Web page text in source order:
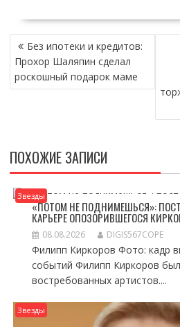
НАВИГАЦИЯ
ПО
ЗАПИСЯМ
Без ипотеки и кредитов:
Прохор Шаляпин сделал
роскошный подарок маме
ПОХОЖИЕ ЗАПИСИ
Звезды
«ПОТОМ НЕ ПОДНИМЕШЬСЯ»:
КАРЬЕРЕ ОПОЗОРИВШЕГОСЯ
08.08.2026 DIGIS567COPE
Филипп Киркоров Фото: кадр
событий Филипп Киркоров
востребованных артистов....
Звезды